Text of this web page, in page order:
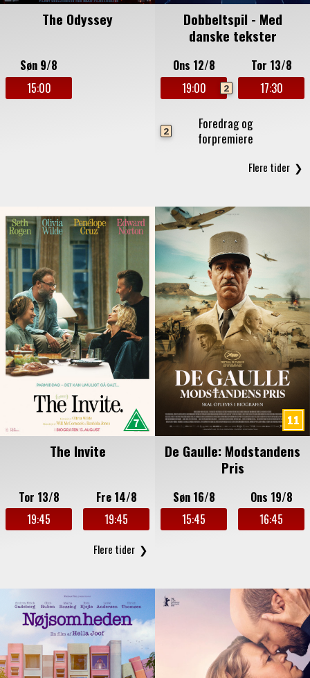
The Odyssey
Søn 9/8
15:00
Dobbeltspil - Med
danske tekster
Ons 12/8
19:00
2
Tor 13/8
17:30
2
Foredrag og
forpremiere
The Invite
Tor 13/8
19:45
Fre 14/8
19:45
De Gaulle: Modstandens
Pris
Søn 16/8
15:45
Ons 19/8
16:45